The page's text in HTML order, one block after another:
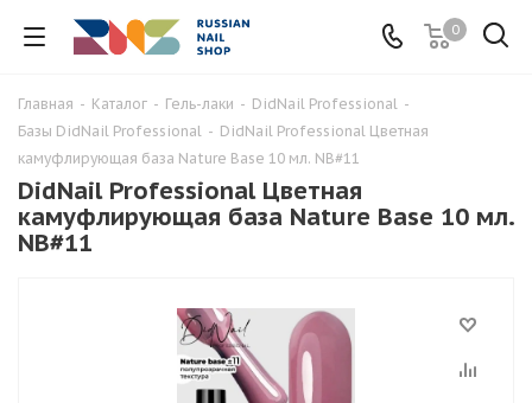
0
Главная - Каталог - Гель-лаки - DidNail Professional -
Базы DidNail Professional - DidNail Professional Цветная
камуфлирующая база Nature Base 10 мл. NB#11
DidNail Professional Цветная
камуфлирующая база Nature Base 10 мл.
NB#11